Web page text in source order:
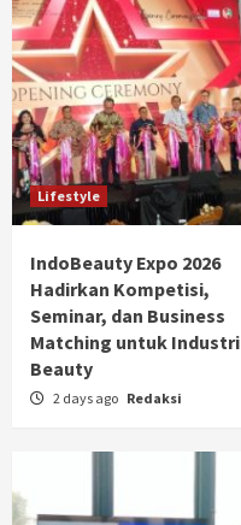
Lifestyle
IndoBeauty Expo 2026
Hadirkan Kompetisi,
Seminar, dan Business
Matching untuk Industri
Beauty
2 days ago Redaksi